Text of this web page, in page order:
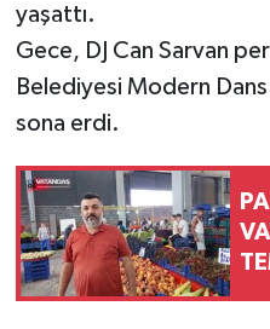
yaşattı.
Gece, DJ Can Sarvan
Belediyesi Modern
sona erdi.